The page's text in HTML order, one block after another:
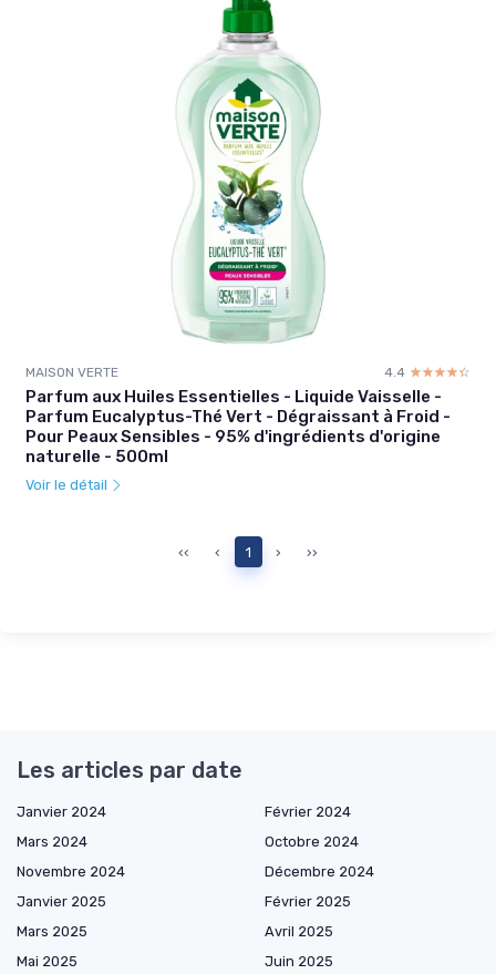
MAISON VERTE 4.4 ☆☆☆☆☆
★★★★★
Parfum aux Huiles Essentielles - Liquide Vaisselle -
Parfum Eucalyptus-Thé Vert - Dégraissant à Froid -
Pour Peaux Sensibles - 95% d'ingrédients d'origine
naturelle - 500ml
Voir le détail
‹‹ ‹ 1 › ››
Les articles par date
Janvier 2024
Février 2024
Mars 2024
Octobre 2024
Novembre 2024
Décembre 2024
Janvier 2025
Février 2025
Mars 2025
Avril 2025
Mai 2025
Juin 2025